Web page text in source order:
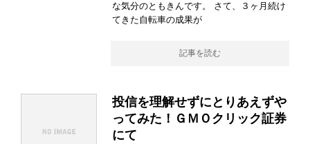
な気分のともきんです。 さて、３ヶ月続け
てきた自転車の成果が
記事を読む
投信を理解せずにとりあえずや
ってみた！ＧＭＯクリック証券
にて